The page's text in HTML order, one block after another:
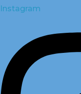
Instagram